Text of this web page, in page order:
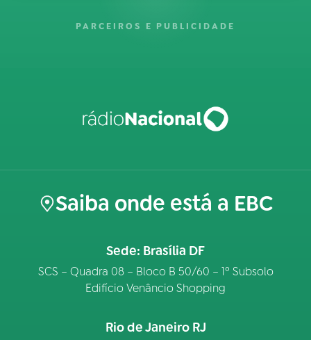
PARCEIROS E PUBLICIDADE
Saiba onde está a EBC
Sede: Brasília DF
SCS – Quadra 08 – Bloco B 50/60 – 1º Subsolo
Edifício Venâncio Shopping
Rio de Janeiro RJ